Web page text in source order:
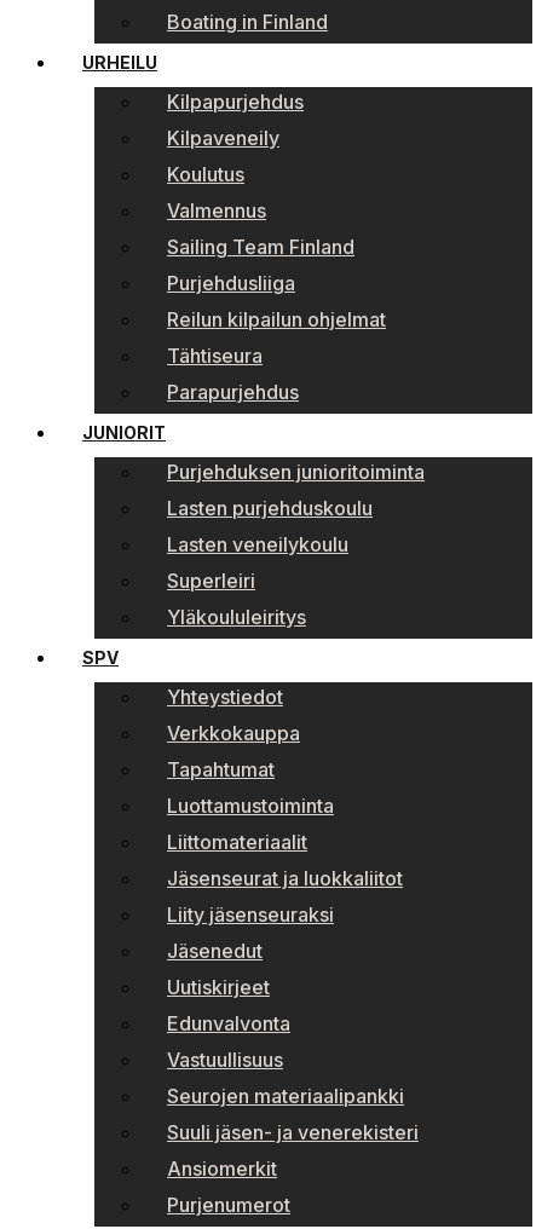
Boating in Finland
URHEILU
Kilpapurjehdus
Kilpaveneily
Koulutus
Valmennus
Sailing Team Finland
Purjehdusliiga
Reilun kilpailun ohjelmat
Tähtiseura
Parapurjehdus
JUNIORIT
Purjehduksen junioritoiminta
Lasten purjehduskoulu
Lasten veneilykoulu
Superleiri
Yläkoululeiritys
SPV
Yhteystiedot
Verkkokauppa
Tapahtumat
Luottamustoiminta
Liittomateriaalit
Jäsenseurat ja luokkaliitot
Liity jäsenseuraksi
Jäsenedut
Uutiskirjeet
Edunvalvonta
Vastuullisuus
Seurojen materiaalipankki
Suuli jäsen- ja venerekisteri
Ansiomerkit
Purjenumerot